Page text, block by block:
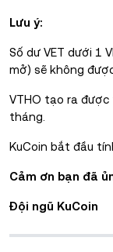
Lưu ý:
Số dư VET dưới 1
mở) sẽ không
VTHO tạo ra
tháng.
KuCoin bắt đầu
Cảm ơn bạn đã
Đội ngũ KuCoin